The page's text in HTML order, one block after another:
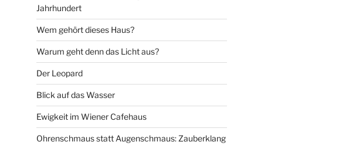
Jahrhundert
Wem gehört dieses Haus?
Warum geht denn das Licht aus?
Der Leopard
Blick auf das Wasser
Ewigkeit im Wiener Cafehaus
Ohrenschmaus statt Augenschmaus: Zauberklang